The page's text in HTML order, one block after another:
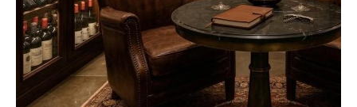
a linha Alaska recria com perfeição absoluta o
aspecto, o peso visual e a textura das pedras
brutas. Design Orgânico e Exclusivo: Com tons
off-white sutis e relevos assimétricos, o
revestimento proporciona um espetáculo tátil e
um jogo visual perfeito de luz e sombra, idêntico